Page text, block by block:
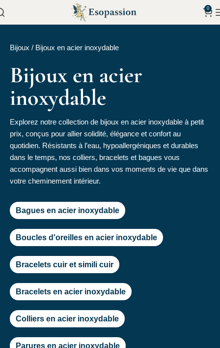
0
Bijoux / Bijoux en acier inoxydable
Bijoux en acier
inoxydable
Explorez notre collection de bijoux en acier inoxydable à petit
prix, conçus pour allier solidité, élégance et confort au
quotidien. Résistants à l’eau, hypoallergéniques et durables
dans le temps, nos colliers, bracelets et bagues vous
accompagnent aussi bien dans vos moments de vie que dans
votre cheminement intérieur.
Bagues en acier inoxydable
Boucles d'oreilles en acier inoxydable
Bracelets cuir et simili cuir
Bracelets en acier inoxydable
Colliers en acier inoxydable
Parures en acier inoxydable